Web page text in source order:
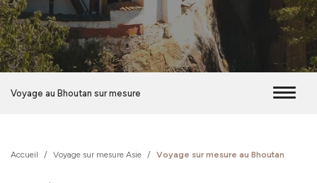
Voyage au Bhoutan sur mesure
Accueil / Voyage sur mesure Asie / Voyage sur mesure au Bhoutan